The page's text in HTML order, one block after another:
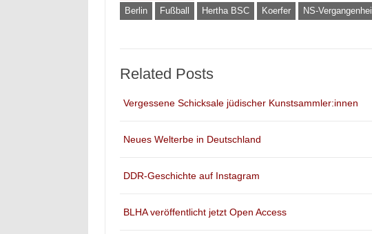
Berlin
Fußball Hertha BSC Koerfer NS-
Related Posts
Vergessene Schicksale jüdischer Kunstsammler:innen
Neues Welterbe in Deutschland
DDR-Geschichte auf Instagram
BLHA veröffentlicht jetzt Open Access